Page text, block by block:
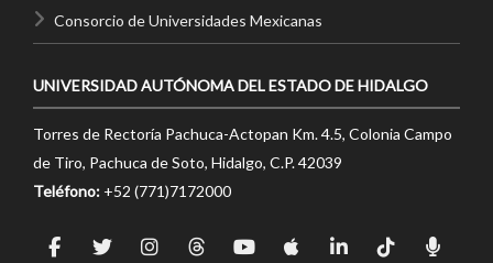
Consorcio de Universidades Mexicanas
UNIVERSIDAD AUTÓNOMA DEL ESTADO DE HIDALGO
Torres de Rectoría Pachuca-Actopan Km. 4.5, Colonia Campo
de Tiro, Pachuca de Soto, Hidalgo, C.P. 42039
Teléfono: +52 (771)7172000